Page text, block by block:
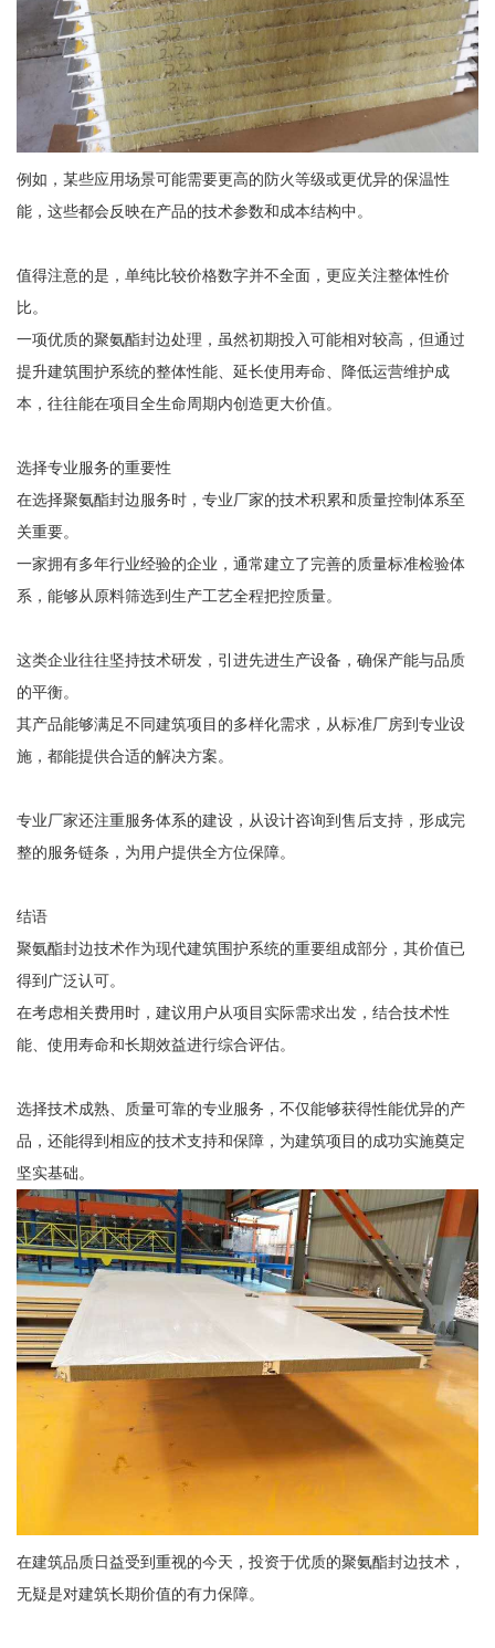
例如，某些应用场景可能需要更高的防火等级或更优异的保温性
能，这些都会反映在产品的技术参数和成本结构中。
值得注意的是，单纯比较价格数字并不全面，更应关注整体性价
比。
一项优质的聚氨酯封边处理，虽然初期投入可能相对较高，但通过
提升建筑围护系统的整体性能、延长使用寿命、降低运营维护成
本，往往能在项目全生命周期内创造更大价值。
选择专业服务的重要性
在选择聚氨酯封边服务时，专业厂家的技术积累和质量控制体系至
关重要。
一家拥有多年行业经验的企业，通常建立了完善的质量标准检验体
系，能够从原料筛选到生产工艺全程把控质量。
这类企业往往坚持技术研发，引进先进生产设备，确保产能与品质
的平衡。
其产品能够满足不同建筑项目的多样化需求，从标准厂房到专业设
施，都能提供合适的解决方案。
专业厂家还注重服务体系的建设，从设计咨询到售后支持，形成完
整的服务链条，为用户提供全方位保障。
结语
聚氨酯封边技术作为现代建筑围护系统的重要组成部分，其价值已
得到广泛认可。
在考虑相关费用时，建议用户从项目实际需求出发，结合技术性
能、使用寿命和长期效益进行综合评估。
选择技术成熟、质量可靠的专业服务，不仅能够获得性能优异的产
品，还能得到相应的技术支持和保障，为建筑项目的成功实施奠定
坚实基础。
在建筑品质日益受到重视的今天，投资于优质的聚氨酯封边技术，
无疑是对建筑长期价值的有力保障。